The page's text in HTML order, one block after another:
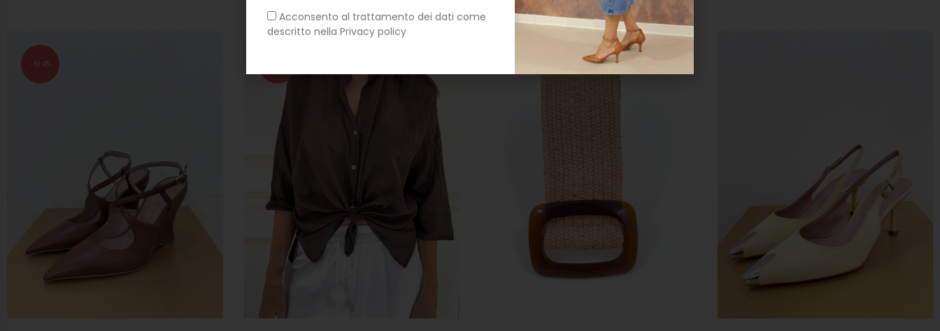
61.4%
Acconsento al trattamento dei dati come
descritto nella Privacy policy